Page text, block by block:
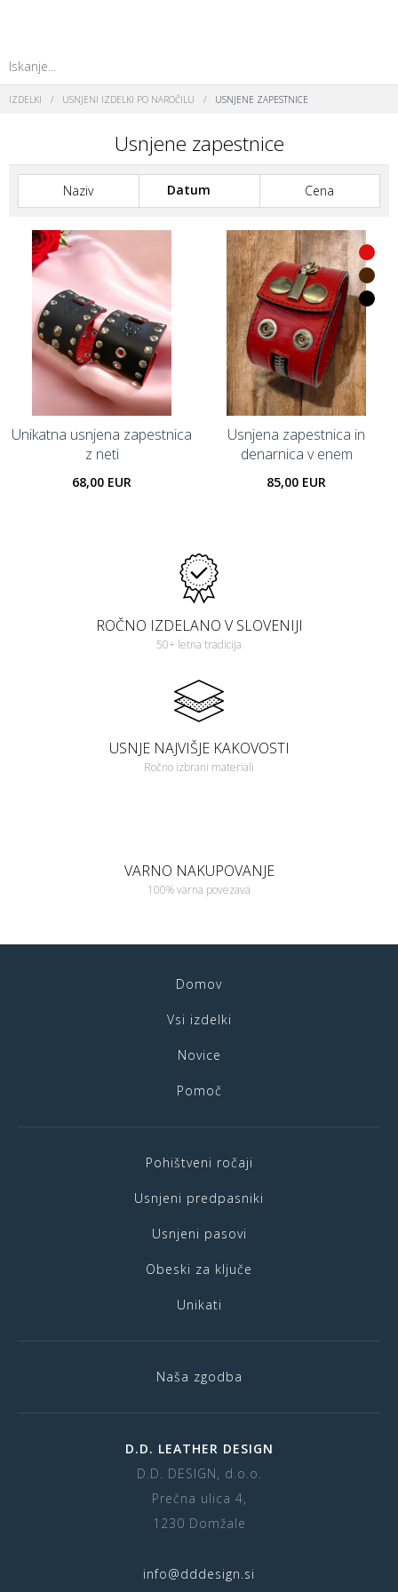
IZDELKI / USNJENI IZDELKI PO NAROČILU / USNJENE ZAPESTNICE
Usnjene zapestnice
Naziv Datum Cena
Unikatna usnjena zapestnica
z neti
68,00 EUR
Usnjena zapestnica in
denarnica v enem
85,00 EUR
ROČNO IZDELANO V SLOVENIJI
50+ letna tradicija
USNJE NAJVIŠJE KAKOVOSTI
Ročno izbrani materiali
VARNO NAKUPOVANJE
100% varna povezava
Domov
Vsi izdelki
Novice
Pomoč
Pohištveni ročaji
Usnjeni predpasniki
Usnjeni pasovi
Obeski za ključe
Unikati
Naša zgodba
D.D. LEATHER DESIGN
D.D. DESIGN, d.o.o.
Prečna ulica 4,
1230 Domžale
info@dddesign.si